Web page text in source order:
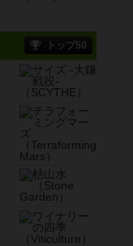
トップ50